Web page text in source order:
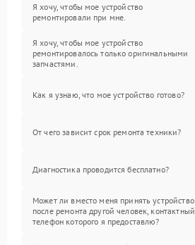
Я хочу, чтобы мое устройство
ремонтировали при мне.
Я хочу, чтобы мое устройство
ремонтировалось только оригинальными
запчастями.
Как я узнаю, что мое устройство готово?
От чего зависит срок ремонта техники?
Диагностика проводится бесплатно?
Может ли вместо меня принять устройство
после ремонта другой человек, контактный
телефон которого я предоставлю?